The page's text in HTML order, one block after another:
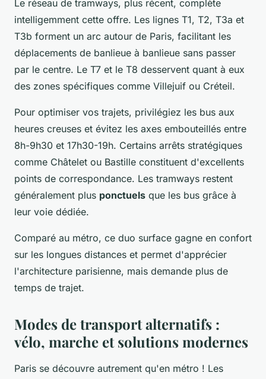
Le réseau de tramways, plus récent, complète
intelligemment cette offre. Les lignes T1, T2, T3a et
T3b forment un arc autour de Paris, facilitant les
déplacements de banlieue à banlieue sans passer
par le centre. Le T7 et le T8 desservent quant à eux
des zones spécifiques comme Villejuif ou Créteil.
Pour optimiser vos trajets, privilégiez les bus aux
heures creuses et évitez les axes embouteillés entre
8h-9h30 et 17h30-19h. Certains arrêts stratégiques
comme Châtelet ou Bastille constituent d'excellents
points de correspondance. Les tramways restent
généralement plus ponctuels que les bus grâce à
leur voie dédiée.
Comparé au métro, ce duo surface gagne en confort
sur les longues distances et permet d'apprécier
l'architecture parisienne, mais demande plus de
temps de trajet.
Modes de transport alternatifs :
vélo, marche et solutions modernes
Paris se découvre autrement qu'en métro ! Les